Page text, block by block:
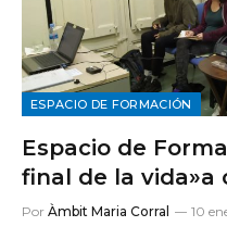
ESPACIO DE FORMACIÓN
Espacio de
final de la vida»a
Por Àmbit Maria Corral 10